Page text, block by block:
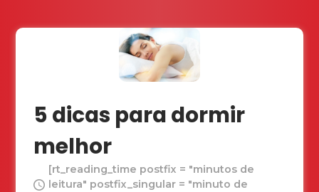
5 dicas para dormir
melhor
[rt_reading_time postfix = "minutos de
leitura" postfix_singular = "minuto de